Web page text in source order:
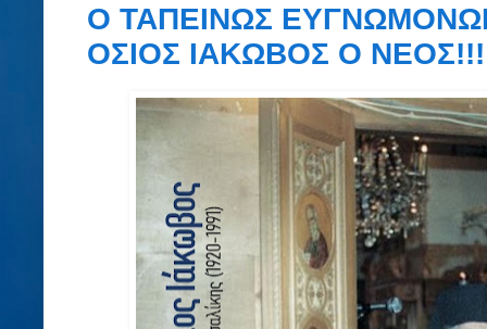
Ο ΤΑΠΕΙΝΩΣ
ΟΣΙΟΣ ΙΑΚΩΒΟΣ Ο ΝΕΟΣ!!!